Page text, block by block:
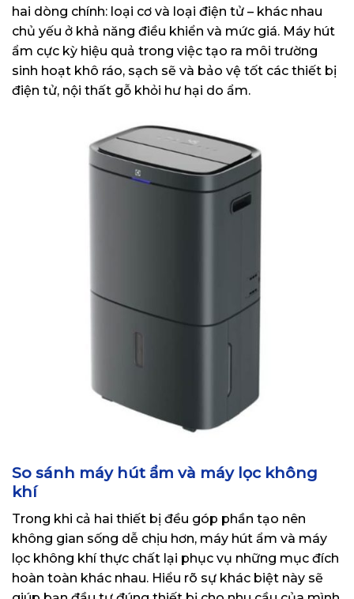
hai dòng chính: loại cơ và loại điện tử – khác nhau
chủ yếu ở khả năng điều khiển và mức giá. Máy hút
ẩm cực kỳ hiệu quả trong việc tạo ra môi trường
sinh hoạt khô ráo, sạch sẽ và bảo vệ tốt các thiết bị
điện tử, nội thất gỗ khỏi hư hại do ẩm.
So sánh máy hút ẩm và máy lọc không
khí
Trong khi cả hai thiết bị đều góp phần tạo nên
không gian sống dễ chịu hơn, máy hút ẩm và máy
lọc không khí thực chất lại phục vụ những mục đích
hoàn toàn khác nhau. Hiểu rõ sự khác biệt này sẽ